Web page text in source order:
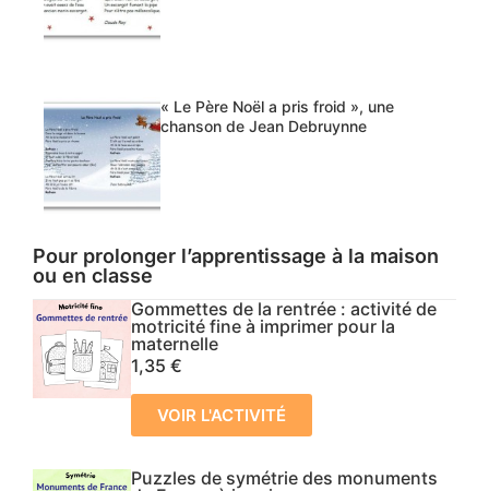
« Le Père Noël a pris froid », une
chanson de Jean Debruynne
Pour prolonger l’apprentissage à la maison
ou en classe
Gommettes de la rentrée : activité de
motricité fine à imprimer pour la
maternelle
1,35 €
VOIR L'ACTIVITÉ
Puzzles de symétrie des monuments